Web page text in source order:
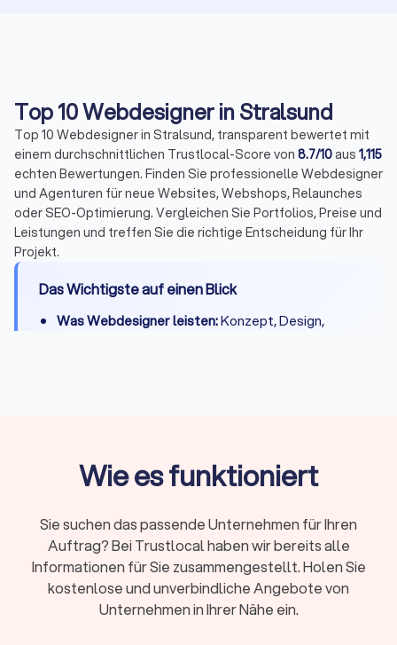
Top 10 Webdesigner in Stralsund
Top 10 Webdesigner in Stralsund, transparent bewertet mit
einem durchschnittlichen Trustlocal-Score von 8.7/10aus 1,115
echten Bewertungen. Finden Sie professionelle Webdesigner
und Agenturen für neue Websites, Webshops, Relaunches
oder SEO-Optimierung. Vergleichen Sie Portfolios, Preise und
Leistungen und treffen Sie die richtige Entscheidung für Ihr
Projekt.
Das Wichtigste auf einen Blick
Was Webdesigner leisten:Konzept, Design,
Projektdauer:
Kleine Websites 2-3 Wochen,
komplexe Projekte 4-8 Wochen
Projekte und direkten Kontakt, Agentur für
umfangreiche Shops und Teams
Beliebte Systeme:WordPress und Webflow für
Websites, Shopify und Shopware für Online-
Wie es funktioniert
Sie suchen das passende Unternehmen für Ihren
Auftrag? Bei Trustlocal haben wir bereits alle
Informationen für Sie zusammengestellt. Holen Sie
kostenlose und unverbindliche Angebote von
Unternehmen in Ihrer Nähe ein.